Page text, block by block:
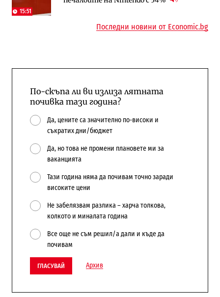
15:51
Последни новини от Economic.bg
По-скъпа ли ви излиза лятната
почивка тази година?
Да, цените са значително по-високи и
съкратих дни/бюджет
Да, но това не промени плановете ми за
ваканцията
Тази година няма да почивам точно заради
високите цени
Не забелязвам разлика – харча толкова,
колкото и миналата година
Все още не съм решил/а дали и къде да
почивам
ГЛАСУВАЙ Архив